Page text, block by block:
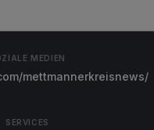
MEDIEN
mettmannerkreisnews/
SERVICES